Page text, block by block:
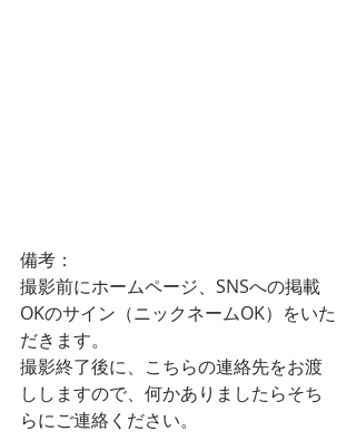
備考：
撮影前にホームページ、SNSへの掲載
OKのサイン（ニックネームOK）をいた
だきます。
撮影終了後に、こちらの連絡先をお渡
ししますので、何かありましたらそち
らにご連絡ください。